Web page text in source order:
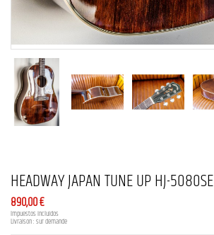
HEADWAY JAPAN TUNE UP HJ-5080SE
890,00 €
Impuestos incluidos
Livraison : sur demande